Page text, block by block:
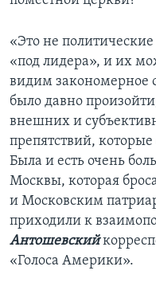
«Это не
«под лидера», и их
видим закономерное
было давно
внешних и
препятствий,
Была и есть очень
Москвы, которая
и Московским
приходили к
Антошевский
«Голоса Америки».